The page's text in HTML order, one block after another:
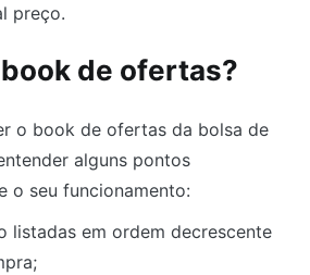
preço.
de ofertas?
o book de ofertas da bolsa de
alguns pontos
o seu funcionamento:
listadas em ordem decrescente